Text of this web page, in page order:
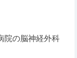
院の脳神経外科